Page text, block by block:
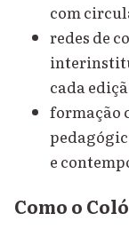
com
redes de
cada
formação
e
Como o